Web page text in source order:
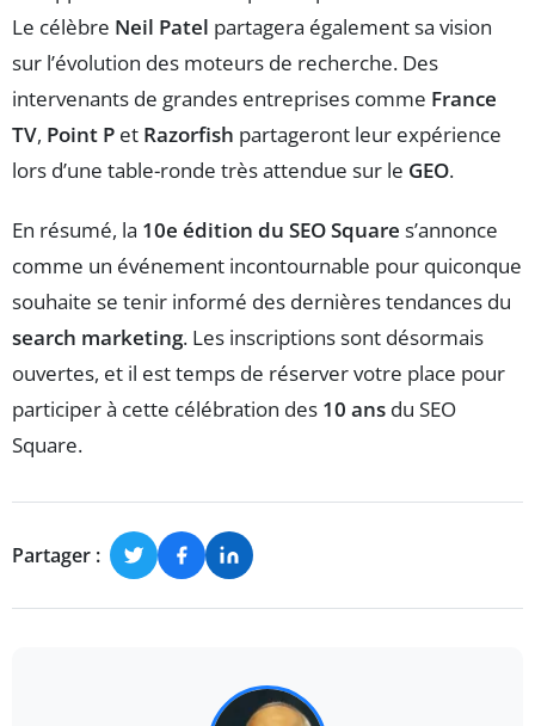
Le célèbre Neil Patel partagera également sa vision
sur l’évolution des moteurs de recherche. Des
intervenants de grandes entreprises comme France
TV, Point P et Razorfish partageront leur expérience
lors d’une table-ronde très attendue sur le GEO.
En résumé, la 10e édition du SEO Square s’annonce
comme un événement incontournable pour quiconque
souhaite se tenir informé des dernières tendances du
search marketing. Les inscriptions sont désormais
ouvertes, et il est temps de réserver votre place pour
participer à cette célébration des 10 ans du SEO
Square.
Partager :